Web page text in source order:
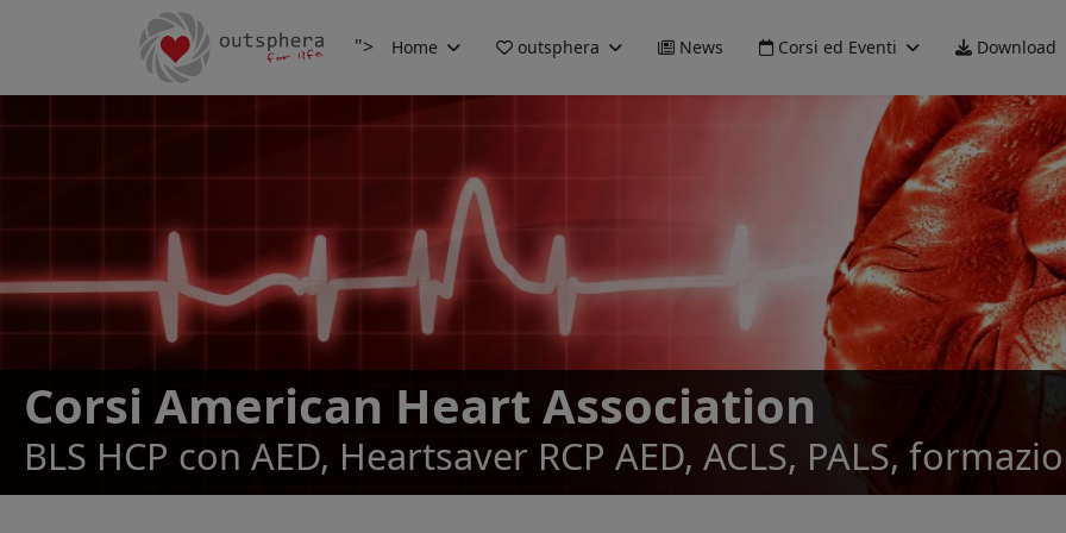
"> Home outsphera News Corsi ed Eventi Download
Corsi American Heart Association
BLS HCP con AED, Heartsaver RCP AED, ACLS, PALS,